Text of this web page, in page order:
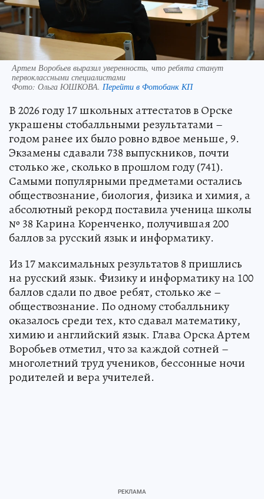
Артем Воробьев выразил уверенность, что ребята станут
первоклассными специалистами
Фото: Ольга ЮШКОВА. Перейти в Фотобанк КП
В 2026 году 17 школьных аттестатов в Орске
украшены стобалльными результатами –
годом ранее их было ровно вдвое меньше, 9.
Экзамены сдавали 738 выпускников, почти
столько же, сколько в прошлом году (741).
Самыми популярными предметами остались
обществознание, биология, физика и химия, а
абсолютный рекорд поставила ученица школы
№ 38 Карина Коренченко, получившая 200
баллов за русский язык и информатику.
Из 17 максимальных результатов 8 пришлись
на русский язык. Физику и информатику на 100
баллов сдали по двое ребят, столько же –
обществознание. По одному стобалльнику
оказалось среди тех, кто сдавал математику,
химию и английский язык. Глава Орска Артем
Воробьев отметил, что за каждой сотней –
многолетний труд учеников, бессонные ночи
родителей и вера учителей.